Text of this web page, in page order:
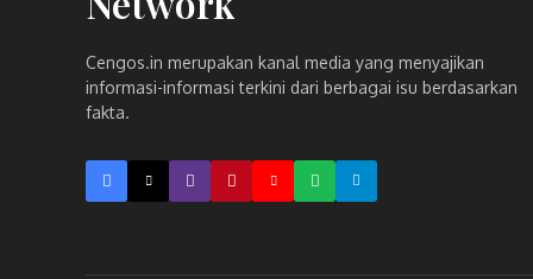
Cengos.in merupakan kanal media yang menyajikan
informasi-informasi terkini dari berbagai isu berdasarkan
fakta.